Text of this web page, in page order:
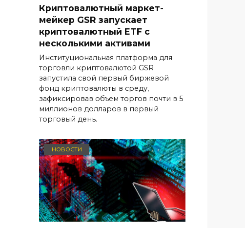
Криптовалютный маркет-
мейкер GSR запускает
криптовалютный ETF с
несколькими активами
Институциональная платформа для
торговли криптовалютой GSR
запустила свой первый биржевой
фонд криптовалюты в среду,
зафиксировав объем торгов почти в 5
миллионов долларов в первый
торговый день.
НОВОСТИ